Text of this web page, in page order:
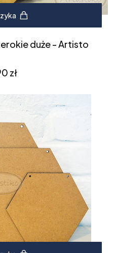
duże - Artisto
zł